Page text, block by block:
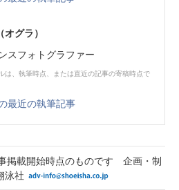
グラ）
スフォトグラファー
は、執筆時点、または直近の記事の寄稿時点で
最近の執筆記事
掲載開始時点のものです 企画・制
泳社